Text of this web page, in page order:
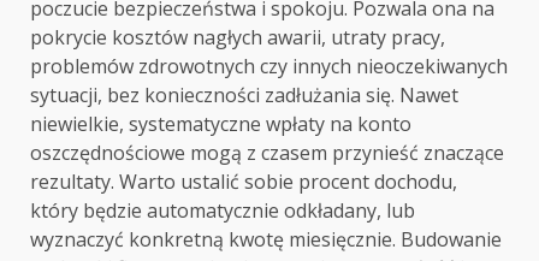
poczucie bezpieczeństwa i spokoju. Pozwala ona na
pokrycie kosztów nagłych awarii, utraty pracy,
problemów zdrowotnych czy innych nieoczekiwanych
sytuacji, bez konieczności zadłużania się. Nawet
niewielkie, systematyczne wpłaty na konto
oszczędnościowe mogą z czasem przynieść znaczące
rezultaty. Warto ustalić sobie procent dochodu,
który będzie automatycznie odkładany, lub
wyznaczyć konkretną kwotę miesięcznie. Budowanie